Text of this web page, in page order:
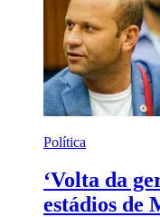
Política
‘Volta da
estádios de